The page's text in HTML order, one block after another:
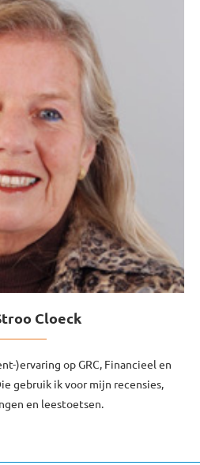
Cloeck
)ervaring op GRC, Financieel en
gebruik ik voor mijn recensies,
en leestoetsen.